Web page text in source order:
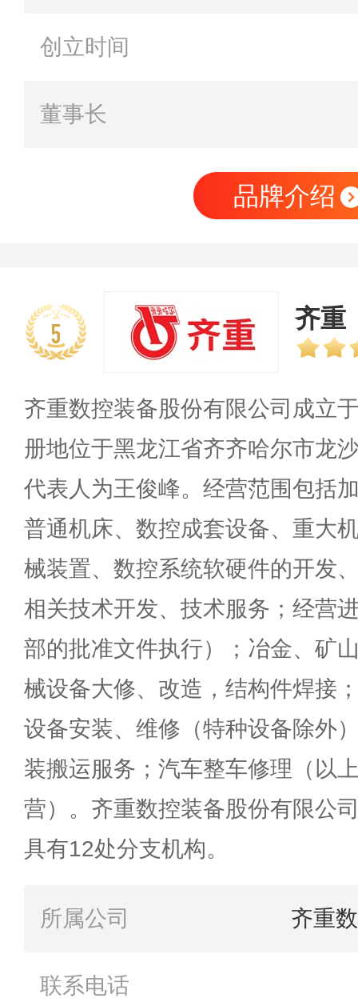
创立时间
董事长
品牌介绍
5 齐重
齐重数控装备股份有限公司成立
册地位于黑龙江省齐齐哈尔市龙
代表人为王俊峰。经营范围包括
普通机床、数控成套设备、重大
械装置、数控系统软硬件的开发
相关技术开发、技术服务；经营
部的批准文件执行）；冶金、矿
械设备大修、改造，结构件焊接
设备安装、维修（特种设备除外
装搬运服务；汽车整车修理（以
营）。齐重数控装备股份有限公
具有12处分支机构。
所属公司 齐重
联系电话